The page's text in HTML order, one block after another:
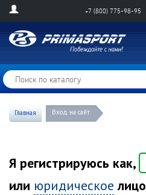
+7 (800) 775-98-95
Главная Вход на сайт
Я регистрируюсь как,
или юридическое лицо